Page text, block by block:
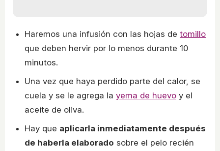
Haremos una infusión con las hojas de tomillo
que deben hervir por lo menos durante 10
minutos.
Una vez que haya perdido parte del calor, se
cuela y se le agrega la yema de huevo y el
aceite de oliva.
Hay que aplicarla inmediatamente después
de haberla elaborado sobre el pelo recién